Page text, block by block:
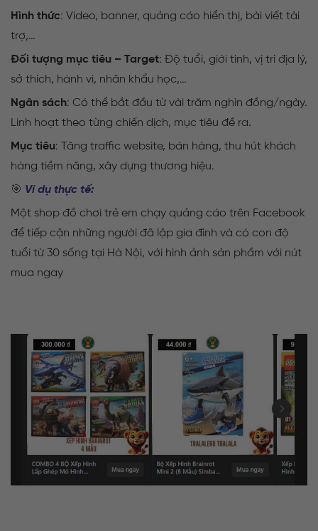
Hình thức: Video, banner, quảng cáo hiển thị, bài viết tài
trợ,…
Đối tượng mục tiêu – Target: Độ tuổi, giới tính, vị trí địa lý,
sở thích, hành vi, nhân khẩu học,…
Ngân sách: Có thể bắt đầu từ vài trăm nghìn đồng/ngày.
Linh hoạt theo từng chiến dịch, mục tiêu đề ra.
Mục tiêu: Tăng traffic website, bán hàng, thu hút khách
hàng tiềm năng, xây dựng thương hiệu.
🎯 Ví dụ thực tế:
Một shop đồ chơi trẻ em chạy quảng cáo trên Facebook
để tiếp cận những người đã lập gia đình và có con độ
tuổi từ 30 sống tại Hà Nội, với hình ảnh sản phầm với nút
mua ngay